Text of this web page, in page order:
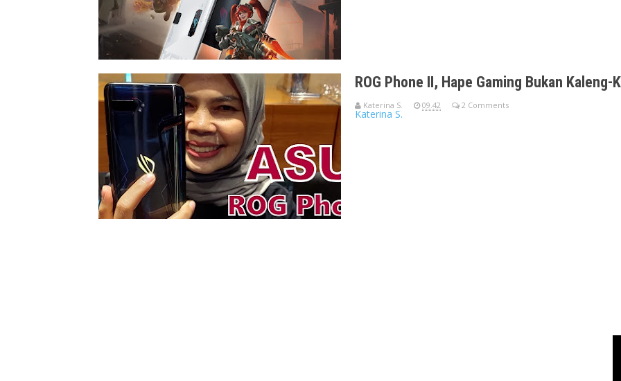
ROG Phone II, Hape Gaming Bukan Kaleng-
Katerina S. 09.42 2 Comments
Katerina S.